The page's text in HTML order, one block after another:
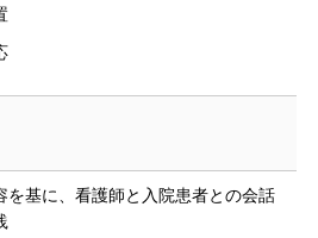
を基に、看護師と入院患者との会話